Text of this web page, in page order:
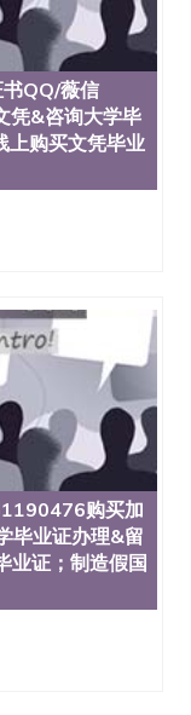
留服递交材
邮寄给客户
对海外大学及
寸大小，防伪
烫金烫
案浮雕，激光
有原版本文凭
认可，同时和
进，及时掌握
，学生卡，结
料）的版本更
的优势： 我
价比，通过品
是高性价比。
部认证,录取通
、改成绩、
、文凭、学历
假制作、办
毕业证、毕业
明、使馆留学
、文凭认证学
认证、英国文
、加拿大文凭
QQ/薇信
凭&咨询大学毕
上购买文凭毕业
购买加
毕业证办理&留
业证；制造假国